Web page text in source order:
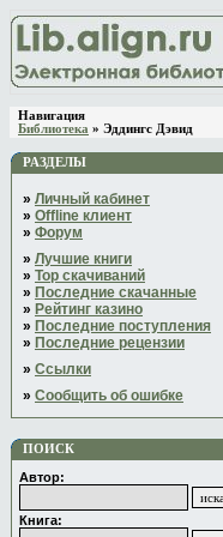
Навигация
Библиотека » Эддингс Дэвид
РАЗДЕЛЫ
» Личный кабинет
» Offline клиент
» Форум
» Лучшие книги
» Top скачиваний
» Последние скачанные
» Рейтинг казино
» Последние поступления
» Последние рецензии
» Ссылки
» Сообщить об ошибке
ПОИСК
Автор:
Книга: